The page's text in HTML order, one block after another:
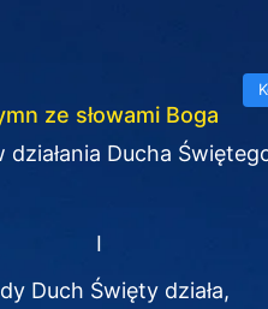
ze słowami Boga
działania Ducha
Ⅰ
Duch Święty działa,